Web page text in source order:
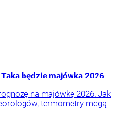
będzie majówka 2026
na majówkę 2026. Jak
termometry mogą